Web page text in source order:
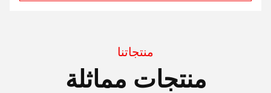
منتجاتنا
منتجات مماثلة